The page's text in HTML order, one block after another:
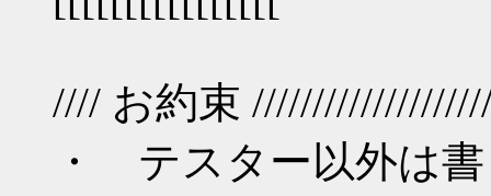
//// お約束
・ テスター以外は